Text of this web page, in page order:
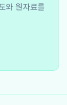
와 원자료를